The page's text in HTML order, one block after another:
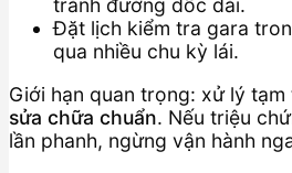
tránh đường dốc dài.
Đặt lịch kiểm tra gara
qua nhiều chu kỳ lái.
Giới hạn quan trọng: xử lý tạm
sửa chữa chuẩn. Nếu triệu
lần phanh, ngừng vận hành